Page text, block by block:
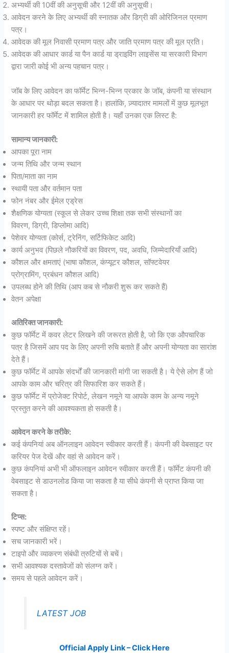
अभ्यर्थी की 10वीं की अनुसूची और 12वीं की अनुसूची।
आवेदन करने के लिए अभ्यर्थी की स्नातक और डिग्री की ओरिजिनल प्रमाण
पत्र।
आवेदक की मूल निवासी प्रमाण पत्र और जाति प्रमाण पत्र की मूल प्रति।
आवेदक की आधार कार्ड या पैन कार्ड या ड्राइविंग लाइसेंस या सरकारी विभाग
द्वारा जारी कोई भी अन्य पहचान पत्र।
जॉब के लिए आवेदन का फॉर्मेट भिन्न-भिन्न प्रकार के जॉब, कंपनी या संस्थान
के आधार पर थोड़ा बदल सकता है। हालांकि, ज़्यादातर मामलों में कुछ मूलभूत
जानकारी हर फॉर्मेट में शामिल होती है। यहाँ उनका एक लिस्ट है:
सामान्य जानकारी:
आपका पूरा नाम
जन्म तिथि और जन्म स्थान
पिता/माता का नाम
स्थायी पता और वर्तमान पता
फोन नंबर और ईमेल एड्रेस
शैक्षणिक योग्यता (स्कूल से लेकर उच्च शिक्षा तक सभी संस्थानों का
विवरण, डिग्री, डिप्लोमा आदि)
पेशेवर योग्यता (कोर्स, ट्रेनिंग, सर्टिफिकेट आदि)
कार्य अनुभव (पिछले नौकरियों का विवरण, पद, अवधि, जिम्मेदारियाँ आदि)
कौशल और क्षमताएं (भाषा कौशल, कंप्यूटर कौशल, सॉफ्टवेयर
प्रोग्रामिंग, प्रबंधन कौशल आदि)
उपलब्ध होने की तिथि (आप कब से नौकरी शुरू कर सकते हैं)
वेतन अपेक्षा
अतिरिक्त जानकारी:
कुछ फॉर्मेट में कवर लेटर लिखने की जरूरत होती है, जो कि एक औपचारिक
पत्र है जिसमें आप पद के लिए अपनी रुचि बताते हैं और अपनी योग्यता का सारांश
देते हैं।
कुछ फॉर्मेट में आपके संदर्भों की जानकारी मांगी जा सकती है। ये ऐसे लोग हैं जो
आपके काम और चरित्र की सिफारिश कर सकते हैं।
कुछ फॉर्मेट में प्रोजेक्ट रिपोर्ट, लेखन नमूने या आपके काम के अन्य नमूने
प्रस्तुत करने की आवश्यकता हो सकती है।
आवेदन करने के तरीके:
कई कंपनियां अब ऑनलाइन आवेदन स्वीकार करती हैं। कंपनी की वेबसाइट पर
करियर पेज देखें और वहां से आवेदन करें।
कुछ कंपनियां अभी भी ऑफलाइन आवेदन स्वीकार करती हैं। फॉर्मेट कंपनी की
वेबसाइट से डाउनलोड किया जा सकता है या सीधे कंपनी से प्राप्त किया जा
सकता है।
टिप्स:
स्पष्ट और संक्षिप्त रहें।
सच जानकारी भरें।
टाइपो और व्याकरण संबंधी त्रुटियों से बचें।
सभी आवश्यक दस्तावेजों को संलग्न करें।
समय से पहले आवेदन करें।
LATEST JOB
Official Apply Link – Click Here